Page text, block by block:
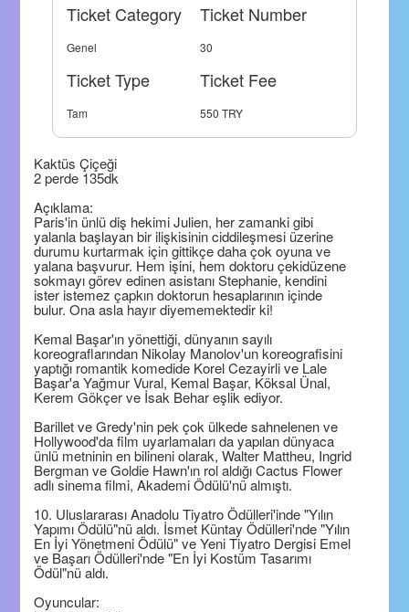
Ticket Category Ticket Number
Genel 30
Ticket Type Ticket Fee
Tam 550 TRY
Kaktüs Çiçeği
2 perde 135dk
Açıklama:
Paris'in ünlü diş hekimi Julien, her zamanki gibi
yalanla başlayan bir ilişkisinin ciddileşmesi üzerine
durumu kurtarmak için gittikçe daha çok oyuna ve
yalana başvurur. Hem işini, hem doktoru çekidüzene
sokmayı görev edinen asistanı Stephanie, kendini
ister istemez çapkın doktorun hesaplarının içinde
bulur. Ona asla hayır diyememektedir ki!
Kemal Başar'ın yönettiği, dünyanın sayılı
koreograflarından Nikolay Manolov'un koreografisini
yaptığı romantik komedide Korel Cezayirli ve Lale
Başar'a Yağmur Vural, Kemal Başar, Köksal Ünal,
Kerem Gökçer ve İsak Behar eşlik ediyor.
Barillet ve Gredy'nin pek çok ülkede sahnelenen ve
Hollywood'da film uyarlamaları da yapılan dünyaca
ünlü metninin en bilineni olarak, Walter Mattheu, Ingrid
Bergman ve Goldie Hawn'ın rol aldığı Cactus Flower
adlı sinema filmi, Akademi Ödülü'nü almıştı.
10. Uluslararası Anadolu Tiyatro Ödülleri'inde "Yılın
Yapımı Ödülü"nü aldı. İsmet Küntay Ödülleri'nde "Yılın
En İyi Yönetmeni Ödülü" ve Yeni Tiyatro Dergisi Emel
ve Başarı Ödülleri'nde "En İyi Kostüm Tasarımı
Ödül"nü aldı.
Oyuncular: